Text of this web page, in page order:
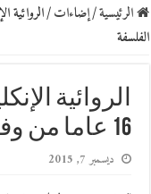
الرئيسية/إضاءات/
الفلسفة
الروائية
16 عاما من وفاتها.. افتقاد الفلسفة
ديسمبر 7, 2015